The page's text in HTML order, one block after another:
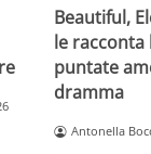
Beautiful,
le racconta
puntate
dramma
Antonella